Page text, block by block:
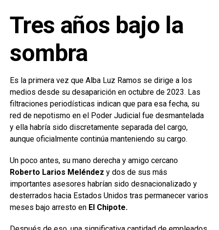
Tres años bajo la
sombra
Es la primera vez que Alba Luz Ramos se dirige a los
medios desde su desaparición en octubre de 2023. Las
filtraciones periodísticas indican que para esa fecha, su
red de nepotismo en el Poder Judicial fue desmantelada
y ella habría sido discretamente separada del cargo,
aunque oficialmente continúa manteniendo su cargo.
Un poco antes, su mano derecha y amigo cercano
Roberto Larios Meléndez y dos de sus más
importantes asesores habrían sido desnacionalizado y
desterrados hacia Estados Unidos tras permanecer varios
meses bajo arresto en El Chipote.